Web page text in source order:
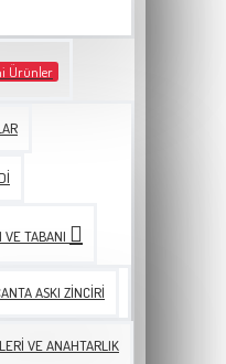
Ürünler
VE TABANI
ASKI ZINCIRI
VE ANAHTARLIK